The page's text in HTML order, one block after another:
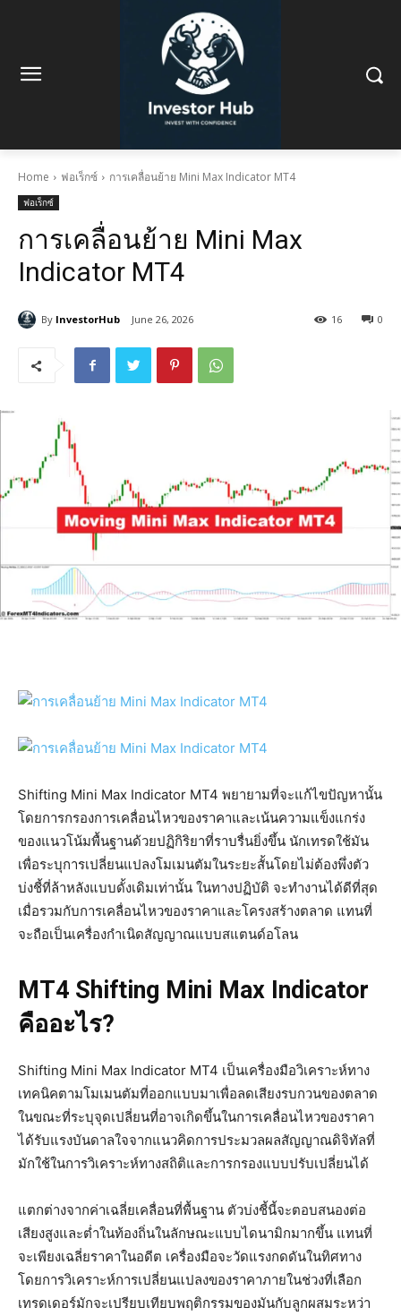
Home ฟอเร็กซ์ การเคลื่อนย้าย Mini Max Indicator MT4
ฟอเร็กซ์
การเคลื่อนย้าย Mini Max
Indicator MT4
By InvestorHub June 26, 2026 0
16
Shifting Mini Max Indicator MT4 พยายามที่จะแก้ไขปัญหานั้น
โดยการกรองการเคลื่อนไหวของราคาและเน้นความแข็งแกร่ง
ของแนวโน้มพื้นฐานด้วยปฏิกิริยาที่ราบรื่นยิ่งขึ้น นักเทรดใช้มัน
เพื่อระบุการเปลี่ยนแปลงโมเมนตัมในระยะสั้นโดยไม่ต้องพึ่งตัว
บ่งชี้ที่ล้าหลังแบบดั้งเดิมเท่านั้น ในทางปฏิบัติ จะทำงานได้ดีที่สุด
เมื่อรวมกับการเคลื่อนไหวของราคาและโครงสร้างตลาด แทนที่
จะถือเป็นเครื่องกำเนิดสัญญาณแบบสแตนด์อโลน
MT4 Shifting Mini Max Indicator
คืออะไร?
Shifting Mini Max Indicator MT4 เป็นเครื่องมือวิเคราะห์ทาง
เทคนิคตามโมเมนตัมที่ออกแบบมาเพื่อลดเสียงรบกวนของตลาด
ในขณะที่ระบุจุดเปลี่ยนที่อาจเกิดขึ้นในการเคลื่อนไหวของราคา
ได้รับแรงบันดาลใจจากแนวคิดการประมวลผลสัญญาณดิจิทัลที่
มักใช้ในการวิเคราะห์ทางสถิติและการกรองแบบปรับเปลี่ยนได้
แตกต่างจากค่าเฉลี่ยเคลื่อนที่พื้นฐาน ตัวบ่งชี้นี้จะตอบสนองต่อ
เสียงสูงและต่ำในท้องถิ่นในลักษณะแบบไดนามิกมากขึ้น แทนที่
จะเพียงเฉลี่ยราคาในอดีต เครื่องมือจะวัดแรงกดดันในทิศทาง
โดยการวิเคราะห์การเปลี่ยนแปลงของราคาภายในช่วงที่เลือก
เทรดเดอร์มักจะเปรียบเทียบพฤติกรรมของมันกับลูกผสมระหว่า